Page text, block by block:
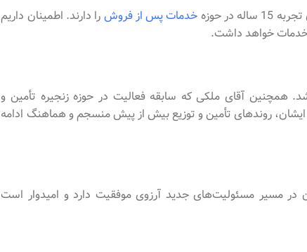
حوزه
خدمات پس از فروش را دارند. اطمینان داریم
خدمات خواهد داشت.
آقای ملکی که سابقه فعالیت در حوزه زنجیره تأمین و
ایشان، روندهای تأمین و توزیع بیش از پیش منسجم و هماهنگ ادامه
در مسیر مسئولیت‌های جدید آرزوی موفقیت دارد و امیدوار است